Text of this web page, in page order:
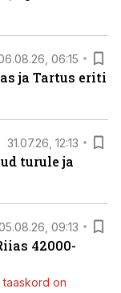
06:15
ja Tartus eriti
31.07.26, 12:13
turule ja
09:13
42000-
taaskord on